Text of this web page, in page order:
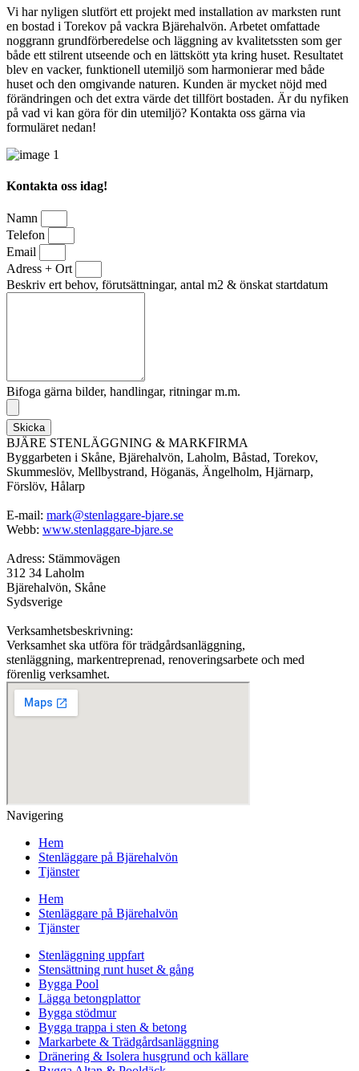
Vi har nyligen slutfört ett projekt med installation av marksten runt
en bostad i Torekov på vackra Bjärehalvön. Arbetet omfattade
noggrann grundförberedelse och läggning av kvalitetssten som ger
både ett stilrent utseende och en lättskött yta kring huset. Resultatet
blev en vacker, funktionell utemiljö som harmonierar med både
huset och den omgivande naturen. Kunden är mycket nöjd med
förändringen och det extra värde det tillfört bostaden. Är du nyfiken
på vad vi kan göra för din utemiljö? Kontakta oss gärna via
formuläret nedan!
Kontakta oss idag!
Namn
Telefon
Email
Adress + Ort
Beskriv ert behov, förutsättningar, antal m2 & önskat startdatum
Bifoga gärna bilder, handlingar, ritningar m.m.
Skicka
BJÄRE STENLÄGGNING & MARKFIRMA
Byggarbeten i Skåne, Bjärehalvön, Laholm, Båstad, Torekov,
Skummeslöv, Mellbystrand, Höganäs, Ängelholm, Hjärnarp,
Förslöv, Hålarp
E-mail: mark@stenlaggare-bjare.se
Webb: www.stenlaggare-bjare.se
Adress: Stämmovägen
312 34 Laholm
Bjärehalvön, Skåne
Sydsverige
Verksamhetsbeskrivning:
Verksamhet ska utföra för trädgårdsanläggning,
stenläggning, markentreprenad, renoveringsarbete och med
förenlig verksamhet.
Navigering
Hem
Stenläggare på Bjärehalvön
Tjänster
Hem
Stenläggare på Bjärehalvön
Tjänster
Stenläggning uppfart
Stensättning runt huset & gång
Bygga Pool
Lägga betongplattor
Bygga stödmur
Bygga trappa i sten & betong
Markarbete & Trädgårdsanläggning
Dränering & Isolera husgrund och källare